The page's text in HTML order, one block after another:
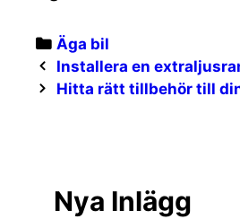
Categories
Äga bil
Post
navigation
Installera en
Hitta rätt tillbehör till
Nya Inlägg